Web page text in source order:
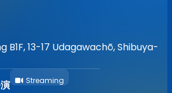
B1F, 13-17 Udagawachō, Shibuya-
Streaming